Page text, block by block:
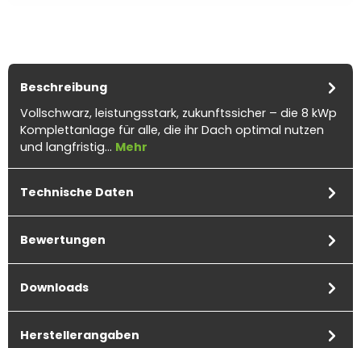
Beschreibung
Vollschwarz, leistungsstark, zukunftssicher – die 8 kWp
Komplettanlage für alle, die ihr Dach optimal nutzen
und langfristig… Mehr
Technische Daten
Bewertungen
Downloads
Herstellerangaben